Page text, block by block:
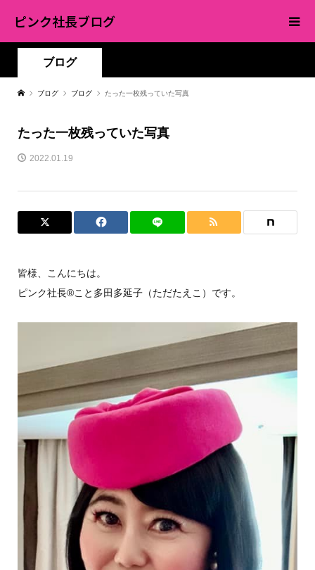
ピンク社長ブログ
ブログ
ブログ ブログ たった一枚残っていた写真
たった一枚残っていた写真
2022.01.19
皆様、こんにちは。
ピンク社長®︎こと多田多延子（ただたえこ）です。